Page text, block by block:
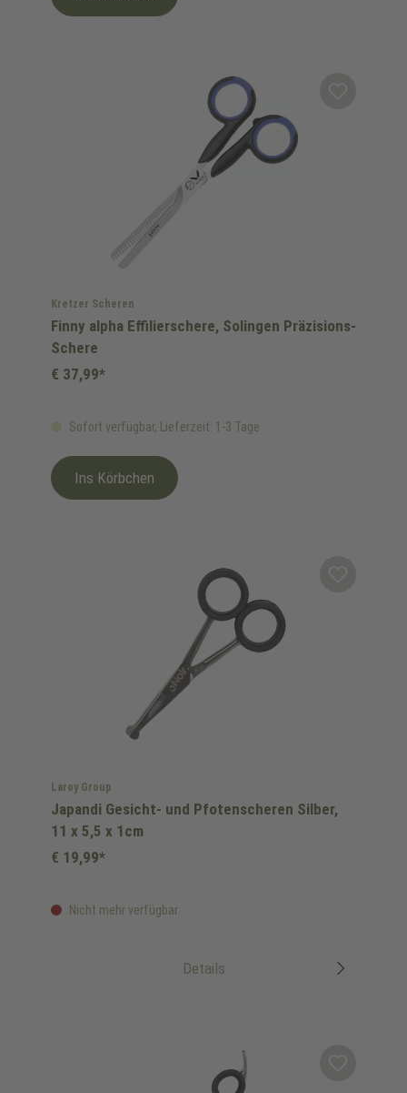
Kretzer Scheren
Finny alpha Effilierschere, Solingen Präzisions-
Schere
Sofort verfügbar, Lieferzeit: 1-3 Tage
€ 37,99*
Ins Körbchen
Laroy Group
Japandi Gesicht- und Pfotenscheren Silber,
11 x 5,5 x 1cm
Nicht mehr verfügbar
€ 19,99*
Details